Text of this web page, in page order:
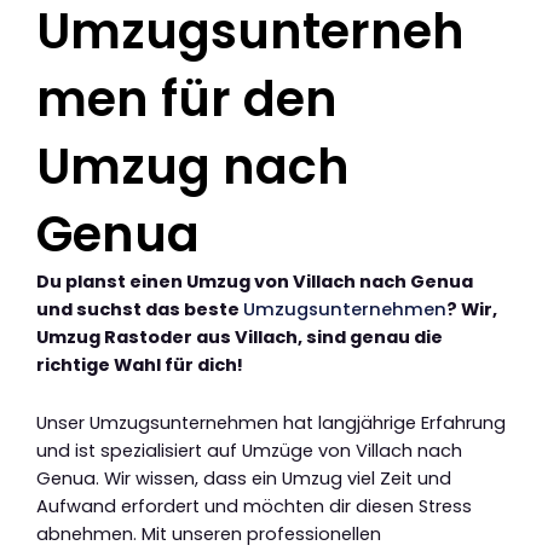
Umzugsunterneh
men für den
Umzug nach
Genua
Du planst einen Umzug von Villach nach Genua
und suchst das beste Umzugsunternehmen? Wir,
Umzug Rastoder aus Villach, sind genau die
richtige Wahl für dich!
Unser Umzugsunternehmen hat langjährige Erfahrung
und ist spezialisiert auf Umzüge von Villach nach
Genua. Wir wissen, dass ein Umzug viel Zeit und
Aufwand erfordert und möchten dir diesen Stress
abnehmen. Mit unseren professionellen